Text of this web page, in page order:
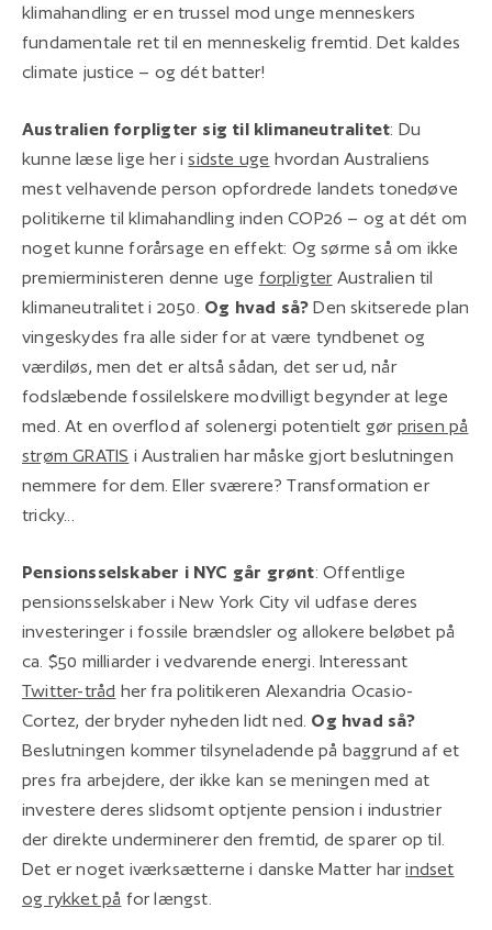
klimahandling er en trussel mod unge menneskers
fundamentale ret til en menneskelig fremtid. Det kaldes
climate justice – og dét batter!
Australien forpligter sig til klimaneutralitet: Du
kunne læse lige her isidste uge hvordan Australiens
mest velhavende person opfordrede landets tonedøve
politikerne til klimahandling inden COP26 – og at dét om
noget kunne forårsage en effekt: Og sørme så om ikke
premierministeren denne uge forpligterAustralien til
klimaneutralitet i 2050. Og hvad så? Den skitserede plan
vingeskydes fra alle sider for at være tyndbenet og
værdiløs, men det er altså sådan, det ser ud, når
fodslæbende fossilelskere modvilligt begynder at lege
med. At en overflod af solenergi potentielt gør prisen på
strøm GRATIS i Australien har måske gjort beslutningen
nemmere for dem. Eller sværere? Transformation er
tricky...
Pensionsselskaber i NYC går grønt: Offentlige
pensionsselskaber i New York City vil udfase deres
investeringer i fossile brændsler og allokere beløbet på
ca. $50 milliarder i vedvarende energi. Interessant
Twitter-tråd her fra politikeren Alexandria Ocasio-
Cortez, der bryder nyheden lidt ned. Og hvad så?
Beslutningen kommer tilsyneladende på baggrund af et
pres fra arbejdere, der ikke kan se meningen med at
investere deres slidsomt optjente pension i industrier
der direkte underminerer den fremtid, de sparer op til.
Det er noget iværksætterne i danske Matter harindset
og rykket på for længst.